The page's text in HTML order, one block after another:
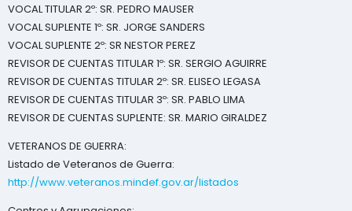
VOCAL TITULAR 2º: SR. PEDRO MAUSER
VOCAL SUPLENTE 1º: SR. JORGE SANDERS
VOCAL SUPLENTE 2º: SR NESTOR PEREZ
REVISOR DE CUENTAS TITULAR 1º: SR. SERGIO AGUIRRE
REVISOR DE CUENTAS TITULAR 2º: SR. ELISEO LEGASA
REVISOR DE CUENTAS TITULAR 3º: SR. PABLO LIMA
REVISOR DE CUENTAS SUPLENTE: SR. MARIO GIRALDEZ
VETERANOS DE GUERRA:
Listado de Veteranos de Guerra:
http://www.veteranos.mindef.gov.ar/listados